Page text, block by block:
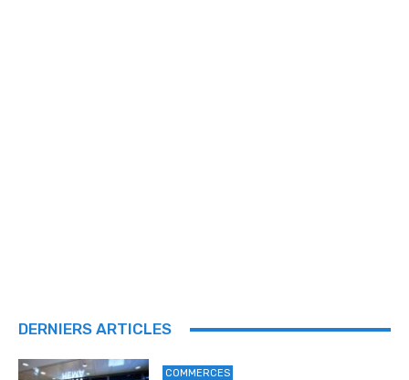
DERNIERS ARTICLES
COMMERCES